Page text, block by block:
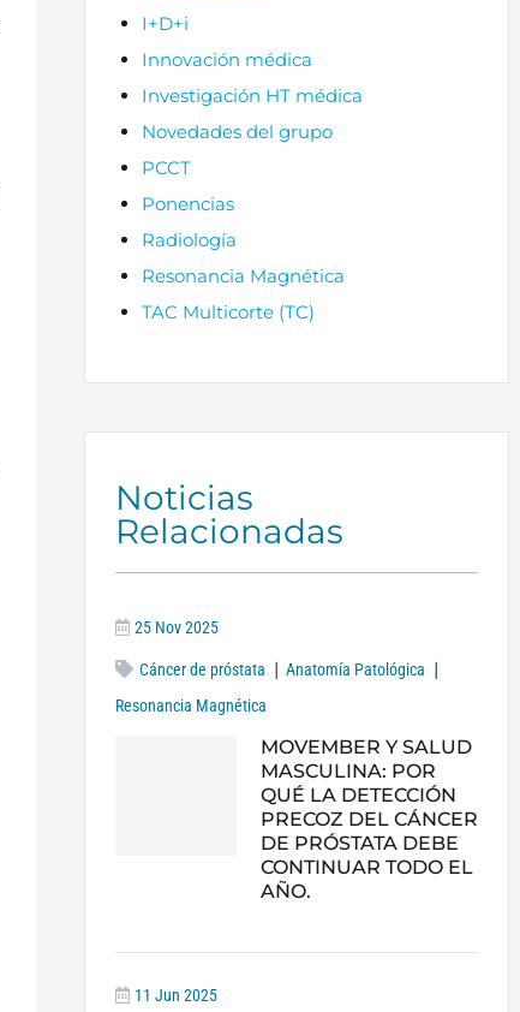
I+D+i
Innovación médica
Investigación HT médica
Novedades del grupo
PCCT
Ponencias
Radiología
Resonancia Magnética
TAC Multicorte (TC)
Noticias
Relacionadas
25 Nov 2025
Cáncer de próstata | Anatomía Patológica |
Resonancia Magnética
MOVEMBER Y SALUD
MASCULINA: POR
QUÉ LA DETECCIÓN
PRECOZ DEL CÁNCER
DE PRÓSTATA DEBE
CONTINUAR TODO EL
AÑO.
11 Jun 2025